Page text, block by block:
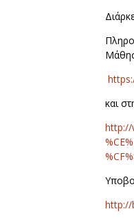
και
http://
http://